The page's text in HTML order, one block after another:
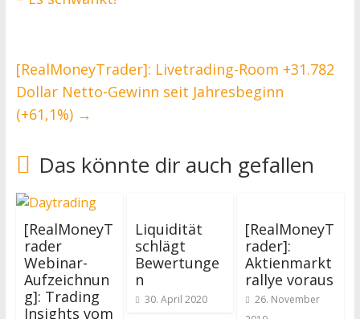
[RealMoneyTrader]: Livetrading-Room +31.782
Dollar Netto-Gewinn seit Jahresbeginn
(+61,1%) →
Das könnte dir auch gefallen
[RealMoneyT
rader
Webinar-
Aufzeichnun
g]: Trading
Insights vom
Liquidität
schlägt
Bewertunge
n
30. April 2020
[RealMoneyT
rader]:
Aktienmarkt
rallye voraus
26. November